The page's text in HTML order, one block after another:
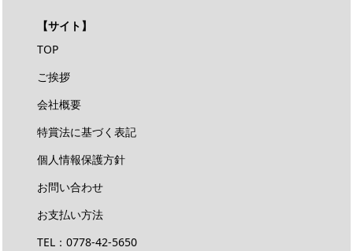
【サイト】
TOP
ご挨拶
会社概要
特賞法に基づく表記
個人情報保護方針
お問い合わせ
お支払い方法
TEL：0778-42-5650